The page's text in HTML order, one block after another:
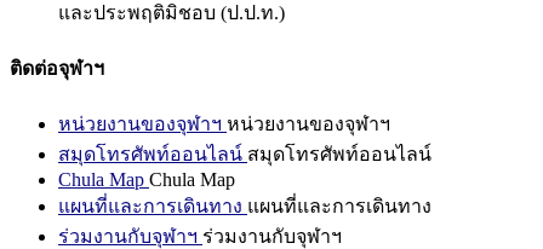
และประพฤติมิชอบ (ป.ป.ท.)
ติดต่อจุฬาฯ
หน่วยงานของจุฬาฯ หน่วยงานของจุฬาฯ
สมุดโทรศัพท์ออนไลน์ สมุดโทรศัพท์ออนไลน์
Chula Map Chula Map
แผนที่และการเดินทาง แผนที่และการเดินทาง
ร่วมงานกับจุฬาฯ ร่วมงานกับจุฬาฯ